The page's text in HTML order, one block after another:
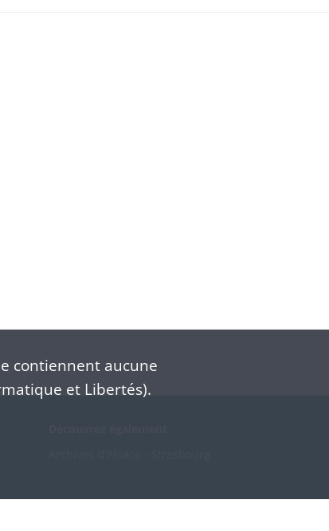
contiennent aucune
et Libertés).